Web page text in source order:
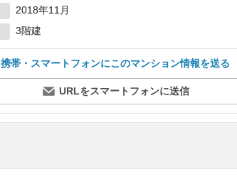
2018年11月
3階建
携帯・スマートフォンにこのマンション情報を送る
URLをスマートフォンに送信